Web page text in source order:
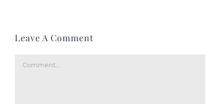
Leave A Comment
Comment